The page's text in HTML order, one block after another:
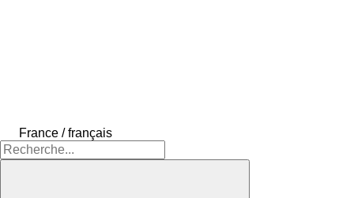
France / français